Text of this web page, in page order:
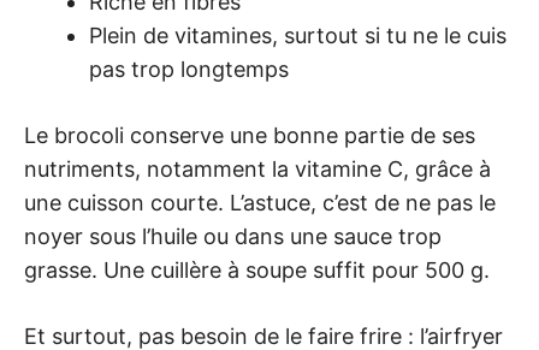
Plein de vitamines, surtout si tu ne le cuis
pas trop longtemps
Le brocoli conserve une bonne partie de ses
nutriments, notamment la vitamine C, grâce à
une cuisson courte. L’astuce, c’est de ne pas le
noyer sous l’huile ou dans une sauce trop
grasse. Une cuillère à soupe suffit pour 500 g.
Et surtout, pas besoin de le faire frire : l’airfryer